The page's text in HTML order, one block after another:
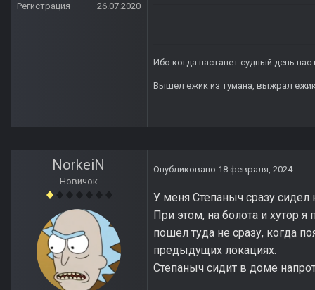
Регистрация
26.07.2020
Ибо когда настанет судный день
Вышел ежик из тумана, выжрал ежик
NorkeiN
Новичок
Опубликовано 18 февраля, 2024
У меня Степаныч сразу
При этом, на болота и хутор
пошел туда не сразу, когда
предыдущих локациях.
Степаныч сидит в доме